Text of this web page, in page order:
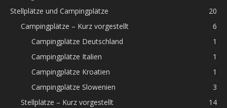
Stellplätze und Campingplätze
20
Campingplätze – Kurz vorgestellt
6
Campingplätze Deutschland
1
Campingplätze Italien
1
Campingplätze Kroatien
1
Campingplätze Slowenien
3
Stellplätze – Kurz vorgestellt
14